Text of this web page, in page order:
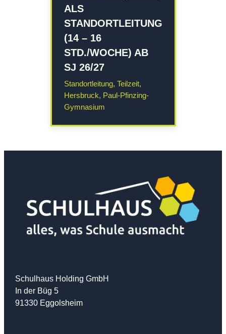
ALS
STANDORTLEITUNG
(14 – 16
STD./WOCHE) AB
SJ 26/27
Standortleitung, Teilzeit,
Hersbruck, Paul-Pfinzing-
Gymnasium
Schulhaus Holding GmbH
In der Büg 5
91330 Eggolsheim